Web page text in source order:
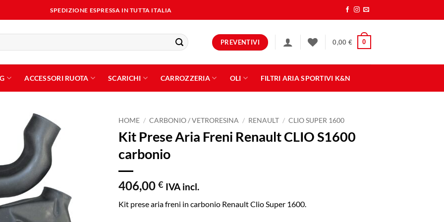
SPEDIZIONE ESPRESSA IN TUTTA ITALIA
PREVENTIVI 0,00 € 0
ACCESSORI RUOTA SCARICHI CARROZZERIA OLI FILTRI ARIA SPORTIVI K&N
HOME / CARBONIO / VETRORESINA / RENAULT / CLIO SUPER 1600
Kit Prese Aria Freni Renault CLIO S1600
carbonio
406,00 € IVA incl.
Kit prese aria freni in carbonio Renault Clio Super 1600.